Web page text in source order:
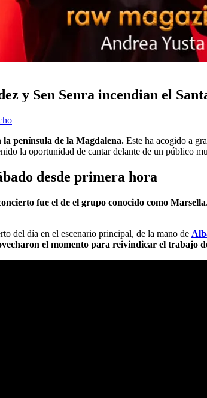
y Sen Senra incendian el
península de la Magdalena. Este ha acogido a
la oportunidad de cantar delante de un público
desde primera hora
fue el de el grupo conocido como Marsella
del día en el escenario principal, de la mano de
el momento para reivindicar el trabajo